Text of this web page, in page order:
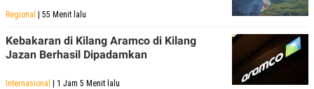
Regional | 55 Menit lalu
Kebakaran di Kilang Aramco di Kilang
Jazan Berhasil Dipadamkan
Internasional | 1 Jam 5 Menit lalu